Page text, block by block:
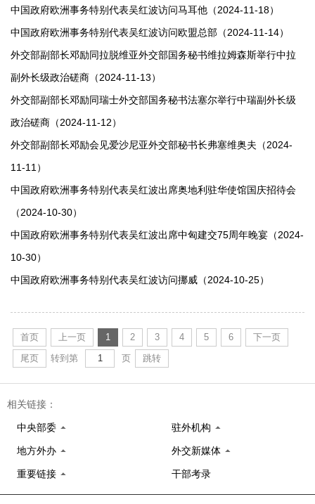
中国政府欧洲事务特别代表吴红波访问马耳他（2024-11-18）
中国政府欧洲事务特别代表吴红波访问欧盟总部（2024-11-14）
外交部副部长邓励同拉脱维亚外交部国务秘书维拉姆森斯举行中拉
副外长级政治磋商（2024-11-13）
外交部副部长邓励同瑞士外交部国务秘书法塞尔举行中瑞副外长级
政治磋商（2024-11-12）
外交部副部长邓励会见爱沙尼亚外交部秘书长弗塞维奥夫（2024-
11-11）
中国政府欧洲事务特别代表吴红波出席奥地利驻华使馆国庆招待会
（2024-10-30）
中国政府欧洲事务特别代表吴红波出席中匈建交75周年晚宴（2024-
10-30）
中国政府欧洲事务特别代表吴红波访问挪威（2024-10-25）
首页 上一页 1 2 3 4 5 6
下一页
尾页
转到第 页 跳转
相关链接：
中央部委 驻外机构
地方外办 外交新媒体
重要链接 干部考录